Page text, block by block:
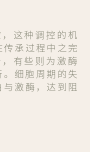
这种调控的机
承过程中之完
有些则为激酶
细胞周期的失
激酶，达到阻